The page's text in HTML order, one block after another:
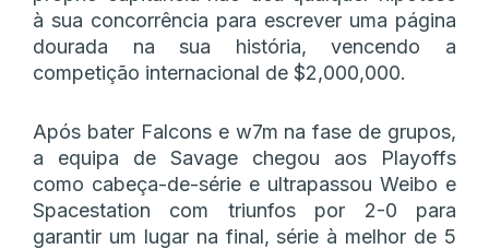
à sua concorrência para escrever uma página
dourada na sua história, vencendo a
competição internacional de $2,000,000.
Após bater Falcons e w7m na fase de grupos,
a equipa de Savage chegou aos Playoffs
como cabeça-de-série e ultrapassou Weibo e
Spacestation com triunfos por 2-0 para
garantir um lugar na final, série à melhor de 5